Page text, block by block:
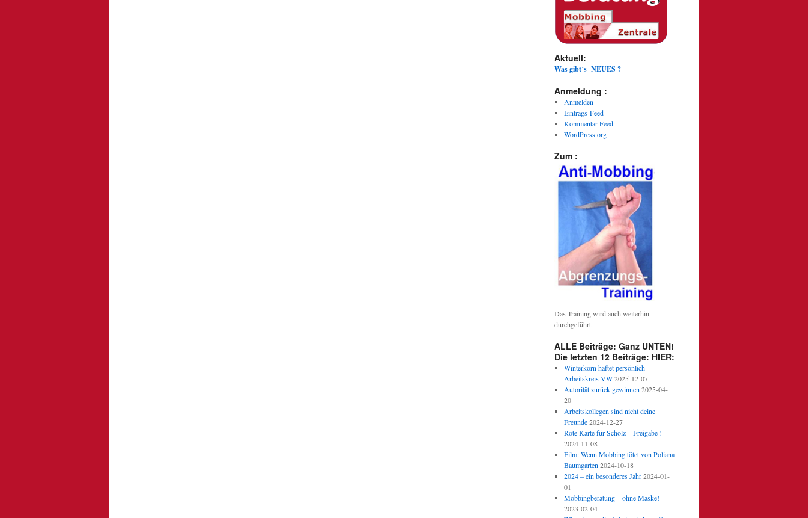
Aktuell:
Was gibt´s NEUES ?
Anmeldung :
Anmelden
Eintrags-Feed
Kommentar-Feed
WordPress.org
Zum :
Das Training wird auch weiterhin
durchgeführt.
ALLE Beiträge: Ganz UNTEN!
Die letzten 12 Beiträge: HIER:
Winterkorn haftet persönlich –
Arbeitskreis VW 2025-12-07
Autorität zurück gewinnen 2025-04-
20
Arbeitskollegen sind nicht deine
Freunde 2024-12-27
Rote Karte für Scholz – Freigabe !
2024-11-08
Film: Wenn Mobbing tötet von Poliana
Baumgarten 2024-10-18
2024 – ein besonderes Jahr 2024-01-
01
Mobbingberatung – ohne Maske!
2023-02-04